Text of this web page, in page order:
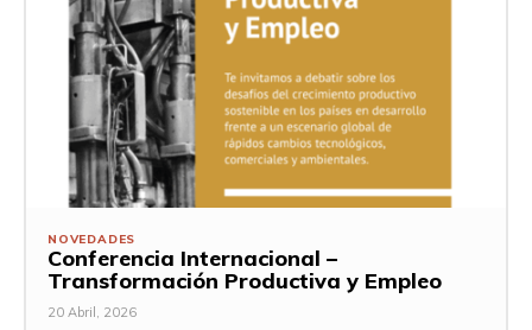
NOVEDADES
Conferencia Internacional –
Transformación Productiva y Empleo
20 Abril, 2026